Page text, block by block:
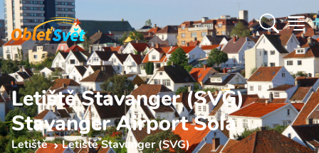
Letiště Stavanger (SVG)
Stavanger Airport Sola
Letiště Letiště Stavanger (SVG)